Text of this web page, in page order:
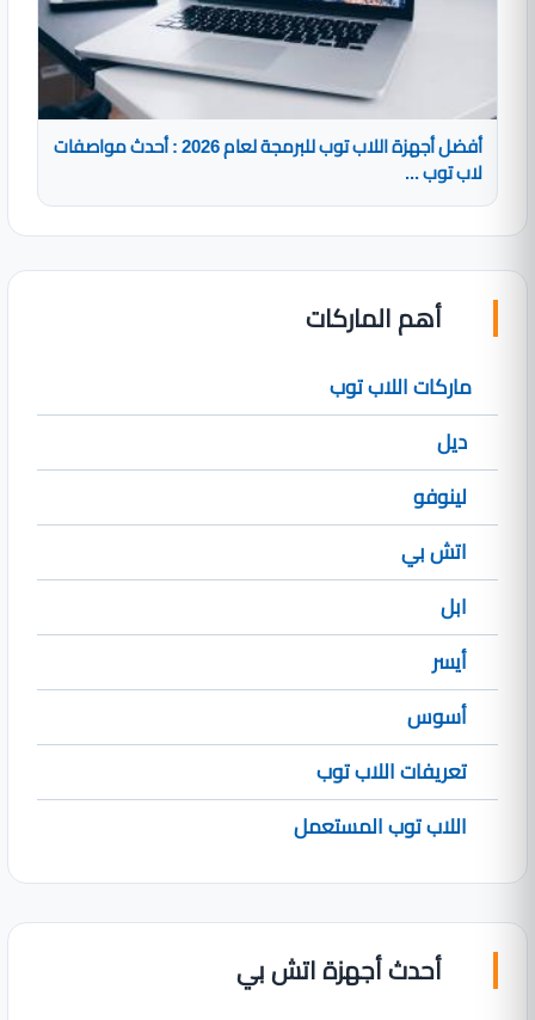
أفضل أجهزة اللاب توب للبرمجة لعام 2026 : أحدث مواصفات
لاب توب ...
أهم الماركات
ماركات اللاب توب
ديل
لينوفو
اتش بي
ابل
أيسر
أسوس
تعريفات اللاب توب
اللاب توب المستعمل
أحدث أجهزة اتش بي